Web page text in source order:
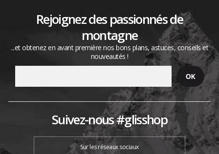
Rejoignez des passionnés de
montagne
...et obtenez en avant première nos bons plans, astuces, conseils et
nouveautés !
Suivez-nous #glisshop
Sur les réseaux sociaux